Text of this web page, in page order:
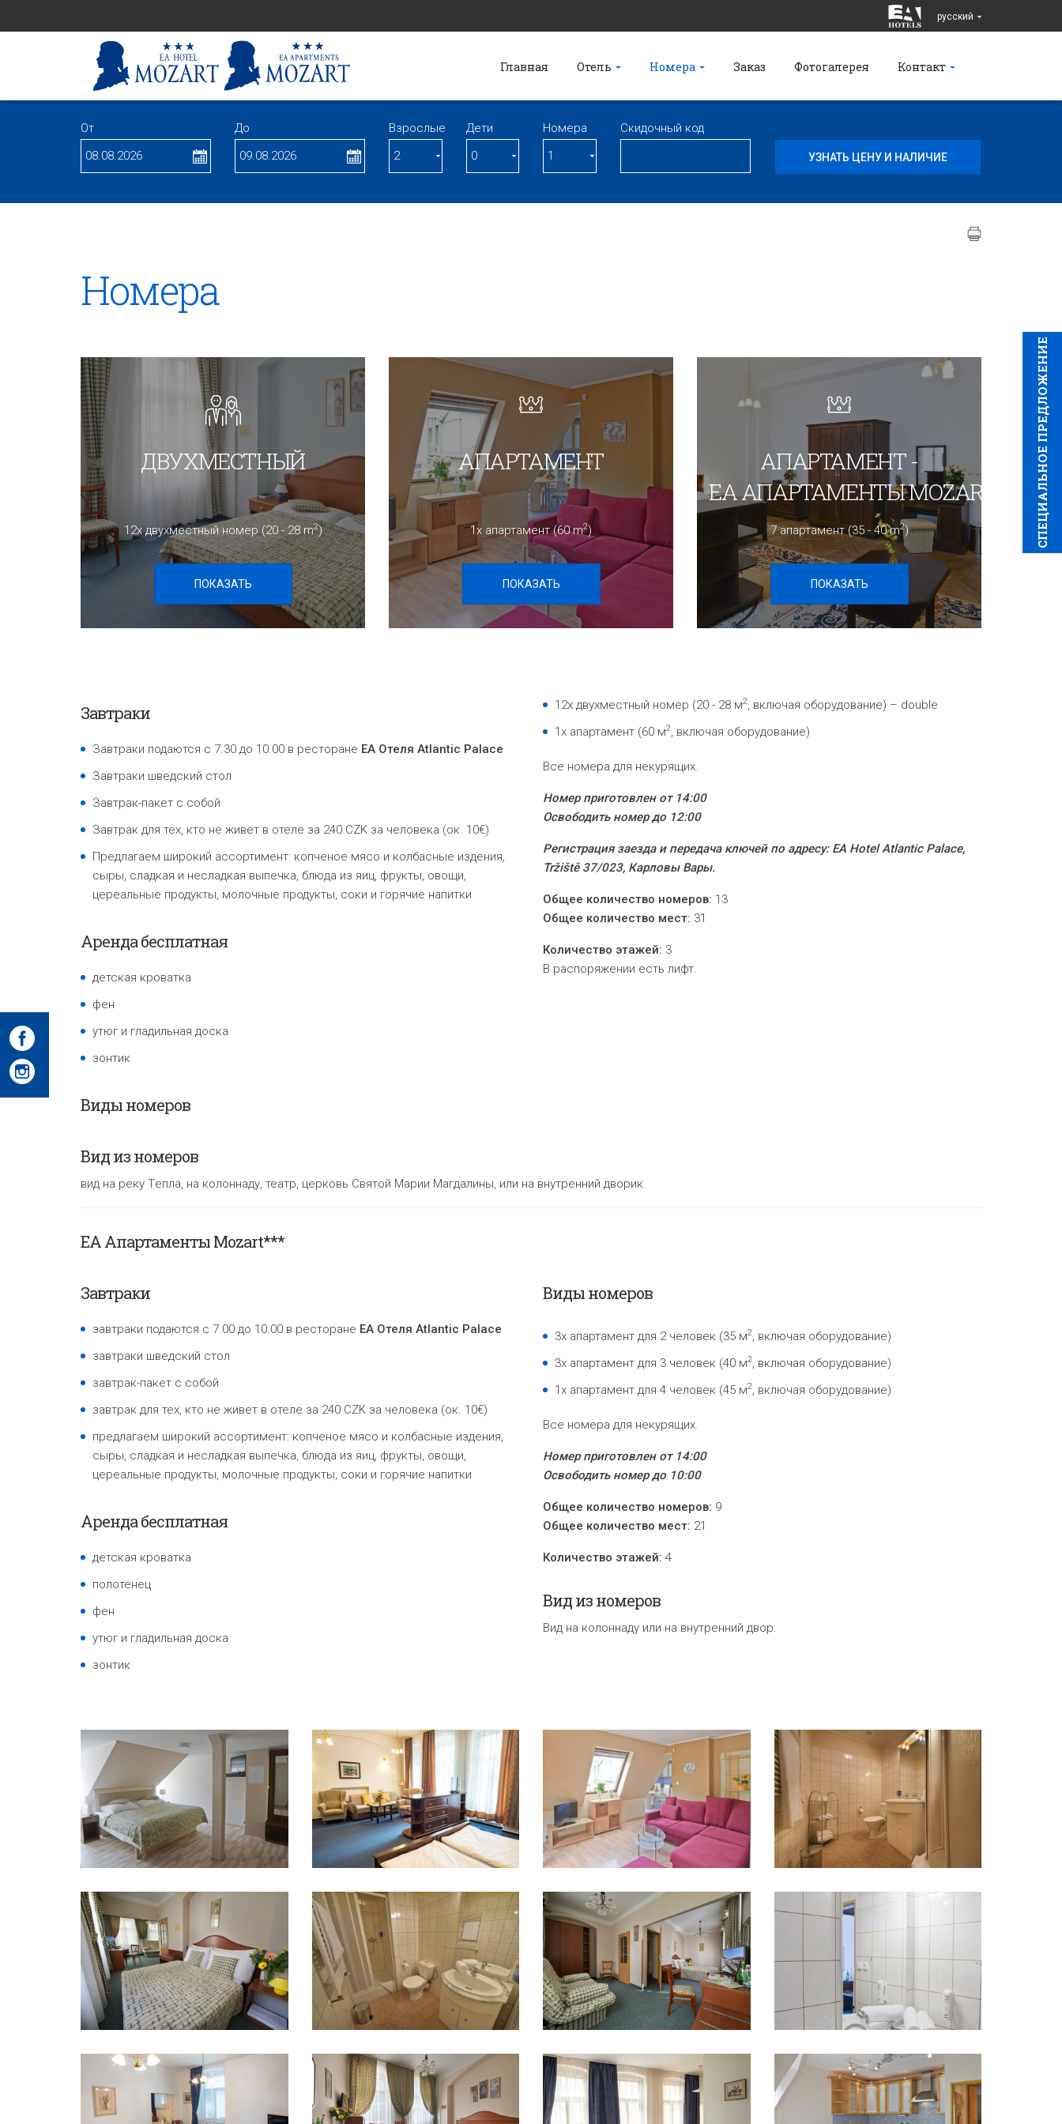
pусский
Главная Отель Номера Заказ Фотогалерея Контакт
От До Взрослые Дети Номерa Скидочный код
CПЕЦИAЛЬНОЕ ПРЕДЛОЖЕНИЕ
Номера
ДВУХМЕСТНЫЙ
12x двухместный номер (20 - 28 m2)
ПОКАЗАТЬ
АПАРТАМЕНТ
1x апартамент (60 m2)
ПОКАЗАТЬ
АПАРТАМЕНТ -
EA AПАРТАМЕНТЫ MOZART
7 апартамент (35 - 40 m2)
ПОКАЗАТЬ
Завтраки
Завтраки подаются с 7.30 до 10.00 в ресторане EA Oтеля Atlantic Palace
Завтраки шведский стол
Завтрак-пакет с собой
Завтрак для тех, кто не живет в отеле за 240 CZK за человека (ок. 10€)
Предлагаем широкий ассортимент: копченое мясо и колбасные издения,
сыры, сладкая и несладкая выпечка, блюда из яиц, фрукты, овощи,
цереальные продукты, молочные продукты, соки и горячие напитки
Аренда бесплатная
детская кроватка
фен
утюг и гладильная доска
зонтик
Виды номеров
12x двухместный номер (20 - 28 м2, включая оборудование) – double
1x апартамент (60 м2, включая оборудование)
Все номера для некурящих.
Номер приготовлен от 14:00
Освободить номер до 12:00
Pегистрация заезда и передача ключей по адресу: EA Hotel Atlantic Palace,
Tržiště 37/023, Карловы Вары.
Общее количество номеров: 13
Общее количество мест: 31
Количество этажей: 3
В распоряжении есть лифт.
Вид из номеров
вид на реку Tепла, на колоннаду, театр, церковь Святой Марии Магдалины, или на внутренний дворик.
EAAпартаментыMozart***
Завтраки
завтраки подаются с 7.00 до 10.00 в ресторане EA Oтеля Atlantic Palace
завтраки шведский стол
завтрак-пакет с собой
завтрак для тех, кто не живет в отеле за 240 CZK за человека (ок. 10€)
предлагаем широкий ассортимент: копченое мясо и колбасные издения,
сыры, сладкая и несладкая выпечка, блюда из яиц, фрукты, овощи,
цереальные продукты, молочные продукты, соки и горячие напитки
Аренда бесплатная
детская кроватка
полотенец
фен
утюг и гладильная доска
зонтик
Виды номеров
3x апартамент для 2 человек (35 м2, включая оборудование)
3x апартамент для 3 человек (40 м2, включая оборудование)
1x апартамент для 4 человек (45 м2, включая оборудование)
Все номера для некурящих.
Номер приготовлен от 14:00
Освободить номер до 10:00
Общее количество номеров: 9
Общее количество мест: 21
Количество этажей: 4
Вид из номеров
Bид на колоннаду или на внутренний двор.